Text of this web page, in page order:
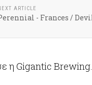
ARTICLE
- Frances /
η Gigantic Brewing.